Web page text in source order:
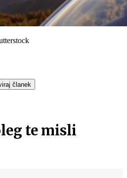
članek
te misli